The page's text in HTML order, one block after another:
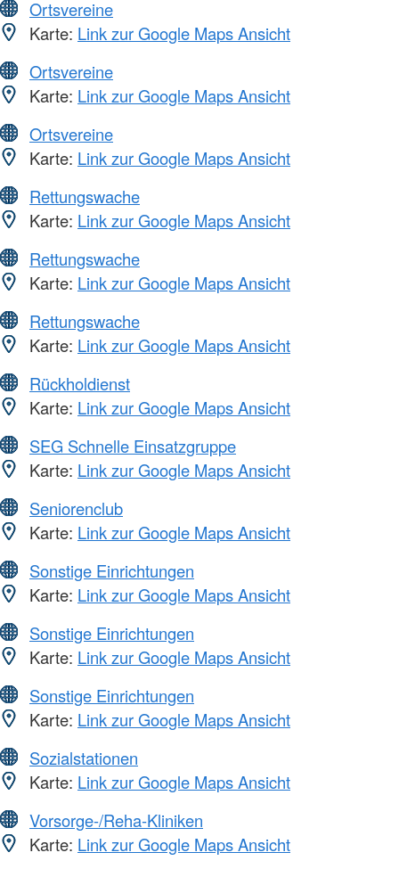
Ortsvereine
Karte: Link zur Google Maps Ansicht
Ortsvereine
Karte: Link zur Google Maps Ansicht
Ortsvereine
Karte: Link zur Google Maps Ansicht
Rettungswache
Karte: Link zur Google Maps Ansicht
Rettungswache
Karte: Link zur Google Maps Ansicht
Rettungswache
Karte: Link zur Google Maps Ansicht
Rückholdienst
Karte: Link zur Google Maps Ansicht
SEG Schnelle Einsatzgruppe
Karte: Link zur Google Maps Ansicht
Seniorenclub
Karte: Link zur Google Maps Ansicht
Sonstige Einrichtungen
Karte: Link zur Google Maps Ansicht
Sonstige Einrichtungen
Karte: Link zur Google Maps Ansicht
Sonstige Einrichtungen
Karte: Link zur Google Maps Ansicht
Sozialstationen
Karte: Link zur Google Maps Ansicht
Vorsorge-/Reha-Kliniken
Karte: Link zur Google Maps Ansicht